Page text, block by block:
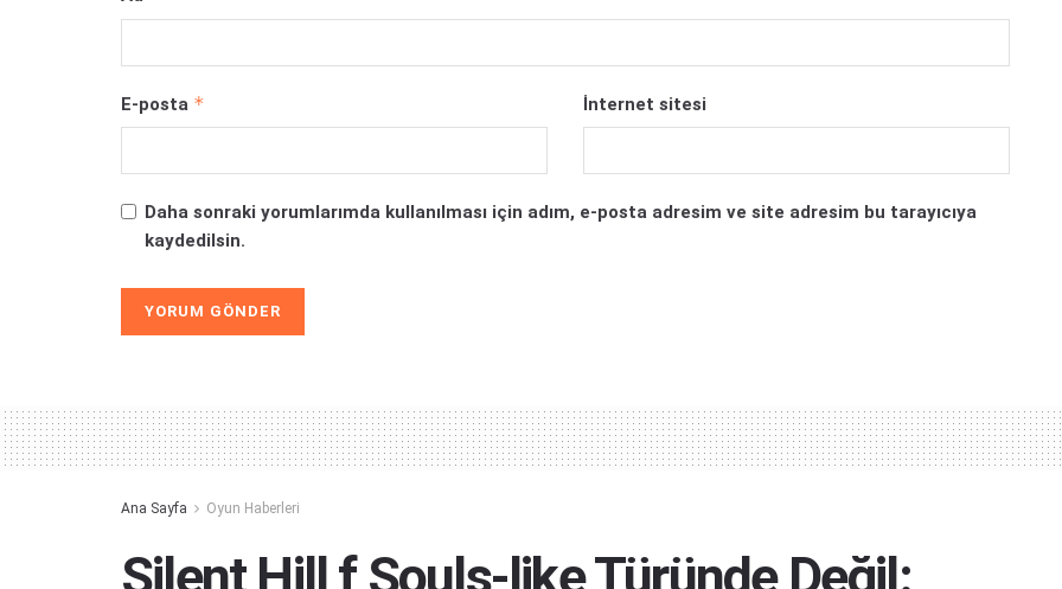
E-posta * İnternet sitesi
Daha sonraki yorumlarımda kullanılması için adım, e-posta adresim ve site adresim bu tarayıcıya
kaydedilsin.
Ana Sayfa Oyun Haberleri
Silent Hill f Souls-like Türünde Değil: